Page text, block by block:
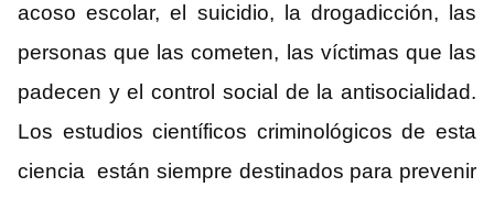
acoso escolar, el suicidio, la drogadicción, las
personas que las cometen, las víctimas que las
padecen y el control social de la antisocialidad.
Los estudios científicos criminológicos de esta
ciencia están siempre destinados para prevenir